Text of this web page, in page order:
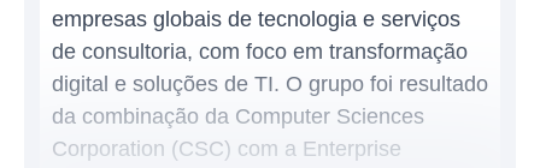
empresas globais de tecnologia e serviços
de consultoria, com foco em transformação
digital e soluções de TI. O grupo foi resultado
da combinação da Computer Sciences
Corporation (CSC) com a Enterprise